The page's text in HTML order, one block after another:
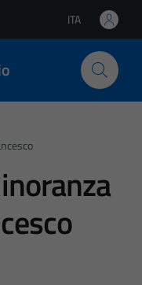
Lingua attiva:
ITA